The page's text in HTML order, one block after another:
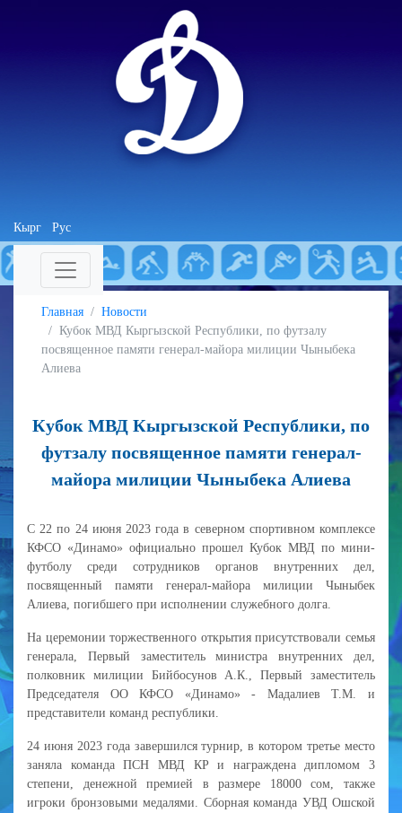
Кырг Рус
Главная
Новости
Кубок МВД Кыргызской Республики, по футзалу
посвященное памяти генерал-майора милиции Чыныбека
Алиева
Кубок МВД Кыргызской Республики, по
футзалу посвященное памяти генерал-
майора милиции Чыныбека Алиева
С 22 по 24 июня 2023 года в северном спортивном комплексе
КФСО «Динамо» официально прошел Кубок МВД по мини-
футболу среди сотрудников органов внутренних дел,
посвященный памяти генерал-майора милиции Чыныбек
Алиева, погибшего при исполнении служебного долга.
На церемонии торжественного открытия присутствовали семья
генерала, Первый заместитель министра внутренних дел,
полковник милиции Бийбосунов А.К., Первый заместитель
Председателя ОО КФСО «Динамо» - Мадалиев Т.М. и
представители команд республики.
24 июня 2023 года завершился турнир, в котором третье место
заняла команда ПСН МВД КР и награждена дипломом 3
степени, денежной премией в размере 18000 сом, также
игроки бронзовыми медалями. Сборная команда УВД Ошской